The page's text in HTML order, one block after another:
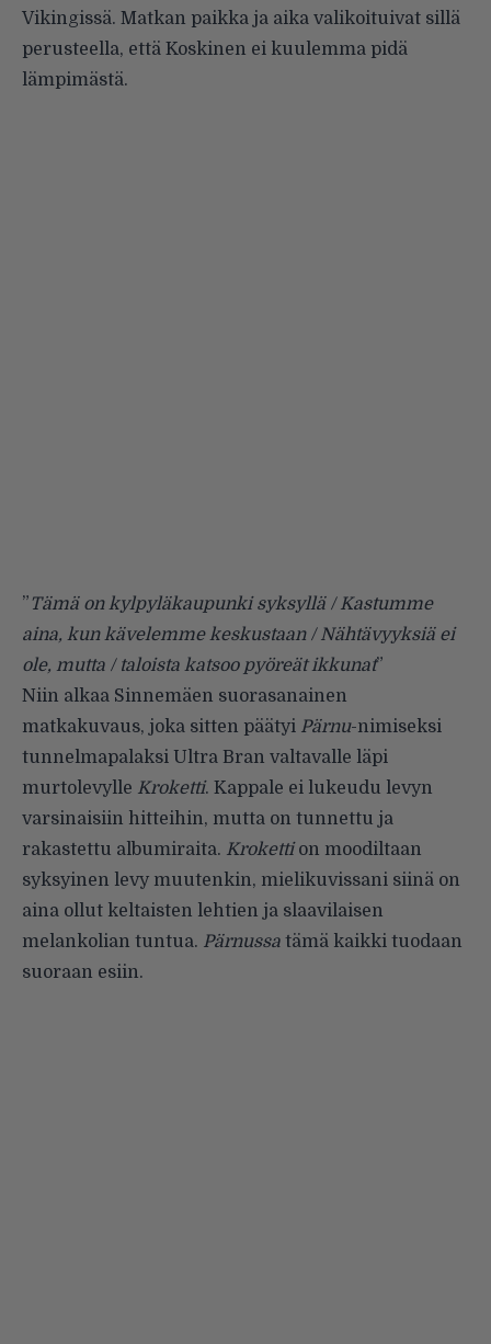
Vikingissä. Matkan paikka ja aika valikoituivat sillä
perusteella, että Koskinen ei kuulemma pidä
lämpimästä.
­”Tämä on kylpyläkaupunki syksyllä / Kastumme
aina, kun kävelemme keskustaan / Nähtävyyksiä ei
ole, mutta / taloista katsoo pyöreät ikkunat”
Niin alkaa Sinnemäen suorasanainen
matkakuvaus, joka sitten päätyi Pärnu-nimiseksi
tunnelmapalaksi Ultra Bran valtavalle läpi
murtolevylle Kroketti. Kappale ei lukeudu levyn
varsinaisiin hitteihin, mutta on tunnettu ja
rakastettu albumiraita. Krokettion moodiltaan
syksyinen levy muutenkin, mielikuvissani siinä on
aina ollut keltaisten lehtien ja slaavilaisen
melankolian tuntua. Pärnussa tämä kaikki tuodaan
suoraan esiin.